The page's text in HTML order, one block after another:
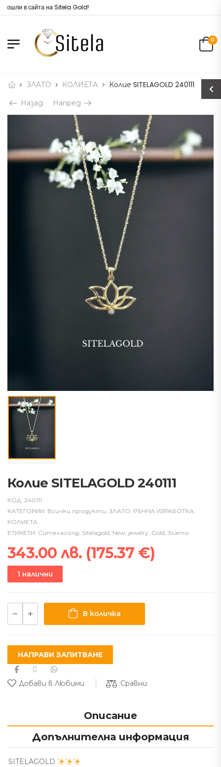
в сайта на Sitela Gold!
0
ЗЛАТО КОЛИЕТА Колие SITELAGOLD 240111
Назад Напред
Колие SITELAGOLD 240111
КОД: 240111
КАТЕГОРИИ: Всички продукти, ЗЛАТО, РЪЧНА ИЗРАБОТКА,
КОЛИЕТА
ЕТИКЕТИ: Сителаголд, Sitelagold, New, jewelry, Gold, Злато
343.00 лв. (175.37 €)
1 налични
В количка
НАПРАВИ ЗАПИТВАНЕ
Добави в Любими Сравни
Описание
Допълнителна информация
SITELAGOLD